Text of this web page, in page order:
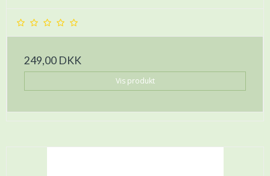
249,00 DKK
Vis produkt